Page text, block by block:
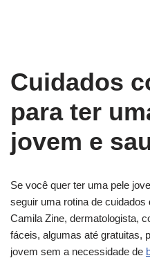
Cuidados
para ter
jovem e
Se você quer ter uma pele
seguir uma rotina de
Camila Zine, dermatologista,
fáceis, algumas até gratuitas,
jovem sem a necessidade de